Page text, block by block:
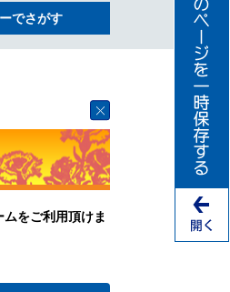
でさがす
をご利用頂けま